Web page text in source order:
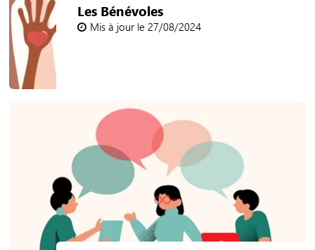
Les Bénévoles
Mis à jour le 27/08/2024